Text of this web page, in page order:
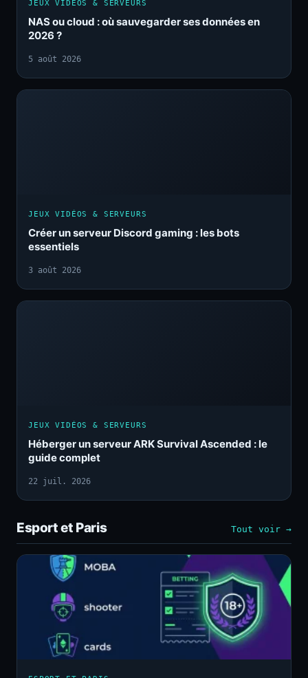
JEUX VIDÉOS & SERVEURS
NAS ou cloud : où sauvegarder ses données en
2026 ?
5 août 2026
JEUX VIDÉOS & SERVEURS
Créer un serveur Discord gaming : les bots
essentiels
3 août 2026
JEUX VIDÉOS & SERVEURS
Héberger un serveur ARK Survival Ascended : le
guide complet
22 juil. 2026
Esport et Paris Tout voir →